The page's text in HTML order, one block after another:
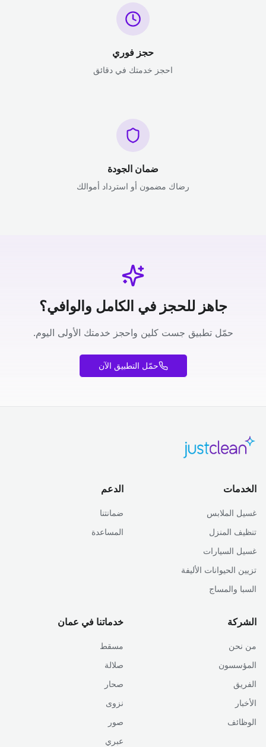
حجز فوري
احجز خدمتك في دقائق
ضمان الجودة
رضاك مضمون أو استرداد أموالك
جاهز للحجز في الكامل والوافي؟
حمّل تطبيق جست كلين واحجز خدمتك الأولى اليوم.
حمّل التطبيق الآن
الخدمات
غسيل الملابس
تنظيف المنزل
غسيل السيارات
تزيين الحيوانات الأليفة
السبا والمساج
الدعم
ضمانتنا
المساعدة
الشركة
من نحن
المؤسسون
الفريق
الأخبار
الوظائف
خدماتنا في عمان
مسقط
صلالة
صحار
نزوى
صور
عبري